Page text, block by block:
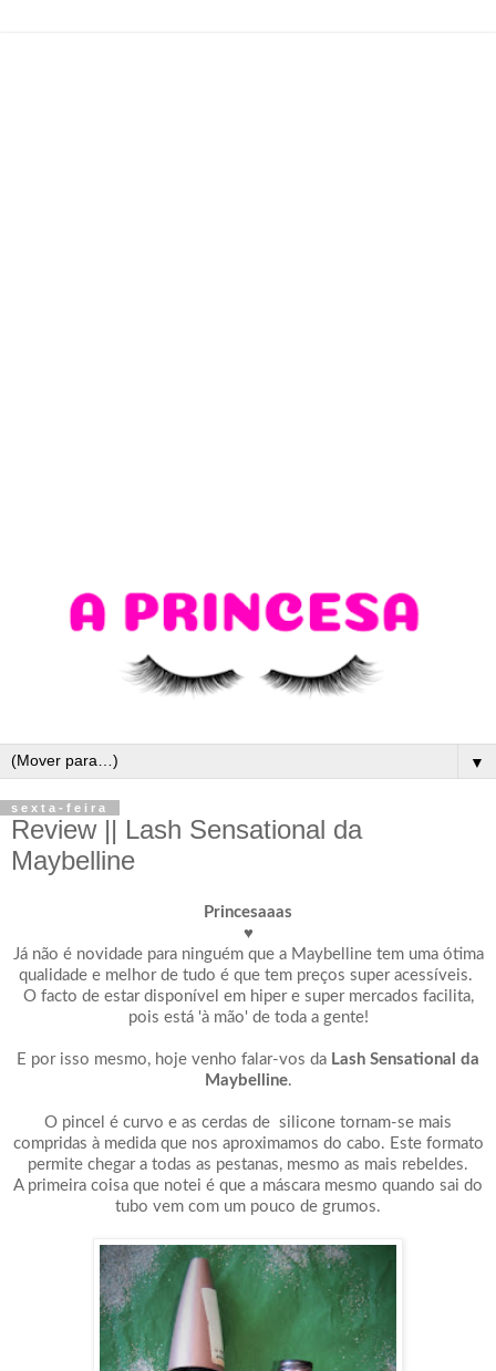
▼
sexta-feira
Review || Lash Sensational da
Maybelline
Princesaaas
♥
Já não é novidade para ninguém que a Maybelline tem uma ótima
qualidade e melhor de tudo é que tem preços super acessíveis.
O facto de estar disponível em hiper e super mercados facilita,
pois está 'à mão' de toda a gente!
E por isso mesmo, hoje venho falar-vos da Lash Sensational da
Maybelline.
O pincel é curvo e as cerdas de silicone tornam-se mais
compridas à medida que nos aproximamos do cabo. Este formato
permite chegar a todas as pestanas, mesmo as mais rebeldes.
A primeira coisa que notei é que a máscara mesmo quando sai do
tubo vem com um pouco de grumos.